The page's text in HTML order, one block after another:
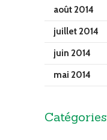
août 2014
juillet 2014
juin 2014
mai 2014
Catégories